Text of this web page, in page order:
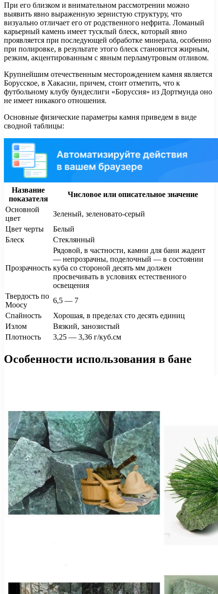
При его близком и внимательном рассмотрении можно
выявить явно выраженную зернистую структуру, что
визуально отличает его от родственного нефрита. Ломаный
карьерный камень имеет тусклый блеск, который явно
проявляется при последующей обработке минерала, особенно
при полировке, в результате этого блеск становится жирным,
резким, акцентированным с явным перламутровым отливом.
Крупнейшим отечественным месторождением камня является
Борусское, в Хакасии, причем, стоит отметить, что к
футбольному клубу бундеслиги «Боруссия» из Дортмунда оно
не имеет никакого отношения.
Основные физические параметры камня приведем в виде
сводной таблицы:
Название
показателя
Числовое или описательное значение
Основной
цвет
Зеленый, зеленовато-серый
Цвет черты
Белый
Блеск
Стеклянный
Прозрачность
Рядовой, в частности, камни для бани жадеит
— непрозрачны, поделочный — в состоянии
куба со стороной десять мм должен
просвечивать в условиях естественного
освещения
Твердость по
Моосу
6,5 — 7
Спайность
Хорошая, в пределах сто десять единиц
Излом
Вязкий, занозистый
Плотность
3,25 — 3,36 г/куб.см
Особенности использования в бане